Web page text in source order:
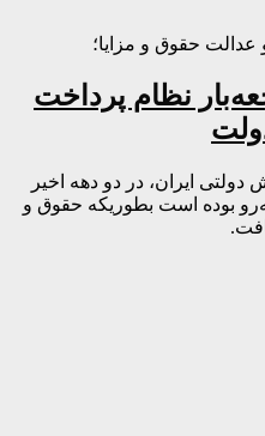
عدالت حقوق و مزایا؛
نظام پرداخت
ایران، در دو دهه اخیر
بوده است بطوریکه حقوق و